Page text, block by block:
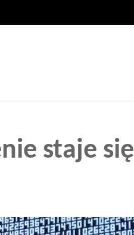
staje się